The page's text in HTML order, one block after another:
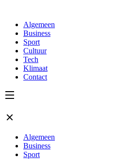
Algemeen
Business
Sport
Cultuur
Tech
Klimaat
Contact
Algemeen
Business
Sport